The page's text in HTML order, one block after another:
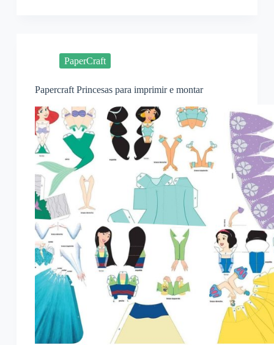
PaperCraft
Papercraft Princesas para imprimir e montar